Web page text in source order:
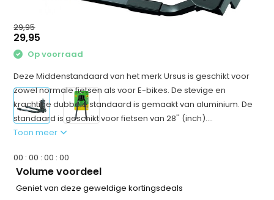
29,95
29,95
Op voorraad
Deze Middenstandaard van het merk Ursus is geschikt voor
zowel normale fietsen als voor E-bikes. De stevige en
krachtige dubbele standaard is gemaakt van aluminium. De
standaard is geschikt voor fietsen van 28'' (inch)....
Toon meer
00 :00 :00 :00
Volume voordeel
Geniet van deze geweldige kortingsdeals